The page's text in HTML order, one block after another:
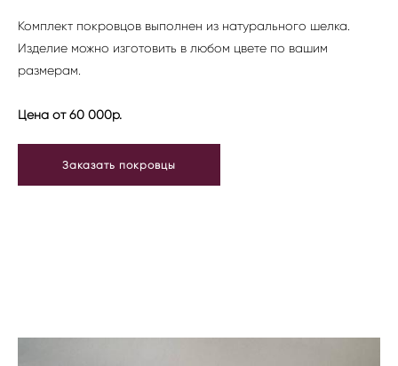
Комплект покровцов выполнен из натурального шелка.
Изделие можно изготовить в любом цвете по вашим
размерам.
Цена от 60 000р.
Заказать покровцы